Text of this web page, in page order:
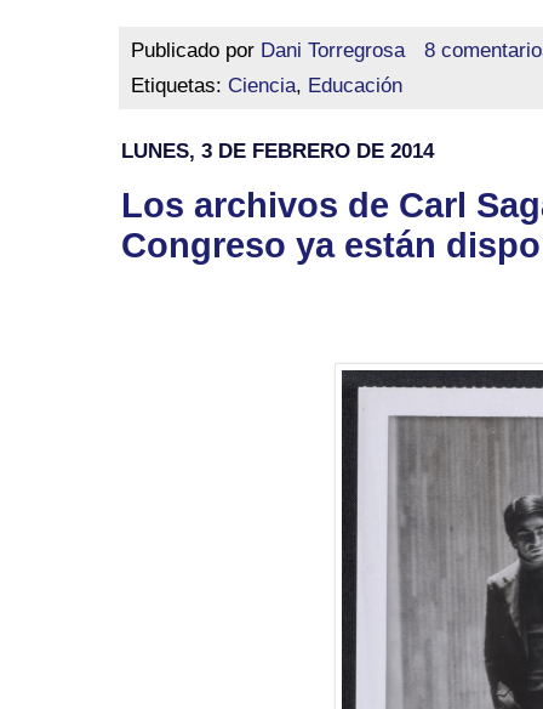
Publicado por Dani Torregrosa
8
Etiquetas: Ciencia, Educación
LUNES, 3 DE FEBRERO DE 2014
Los archivos de Carl
Congreso ya están